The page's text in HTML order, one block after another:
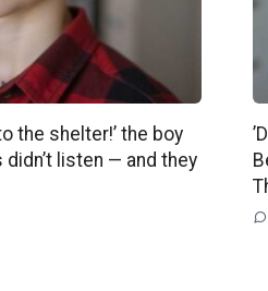
the shelter!’ the boy
listen — and they